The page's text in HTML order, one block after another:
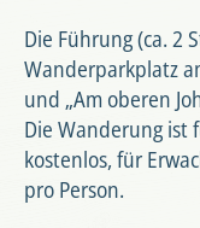
Die Führung (ca. 2
Wanderparkplatz
und „Am oberen
Die Wanderung ist
kostenlos, für
pro Person.